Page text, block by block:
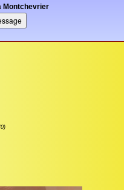
Montchevrier